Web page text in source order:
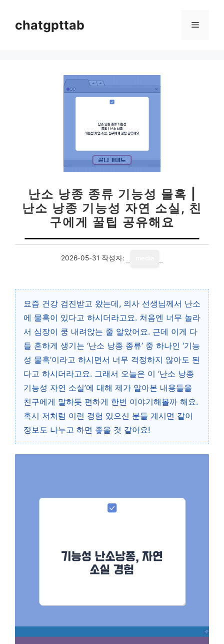
chatgpttab 메
난소 낭종 종류 기능성 물혹 |
난소 낭종 기능성 자연 소실, 친
구에게 꿀팁 공유해요
2026-05-31 작성자:
요즘 건강 검진받고 왔는데, 의사 선생님께서 난소
에 물혹이 있다고 하시더라고요. 처음엔 너무 놀라
서 심장이 쿵 내려앉는 줄 알았어요. 근데 이게 다
들 흔하게 생기는 ‘난소 낭종 종류’ 중 하나인 ‘기능
성 물혹’이라고 하시면서 너무 걱정하지 않아도 된
다고 하시더라고요. 그래서 오늘은 이 ‘난소 낭종
기능성 자연 소실’에 대해 제가 알아본 내용들을
친구에게 말하듯 편하게 한번 이야기해볼까 해요.
혹시 저처럼 이런 경험 있으신 분들 계시면 같이
정보도 나누고 하면 좋을 것 같아요!